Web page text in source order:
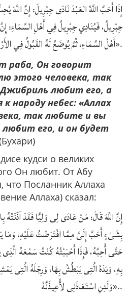
إِذَا أَحَبَّ اللَّهُ العَبْدَ نَادَى جِبْرِيلَ: إِنَّ اللَّهَ
جِبْرِيلُ، فَيُنَادِي جِبْرِيلُ فِي أَهْلِ السَّمَاءِ:
أَهْلُ السَّمَاءِ، ثُمَّ يُوضَعُ لَهُ القَبُولُ فِي».
раба, Он говорит
этого человека, так
любит его, а
народу небес: «Аллах
так любите и вы
любит его, и он будет
кудси о великих
Он любит. От Абу
что Посланник Аллаха
Аллаха) сказал:
إِنَّ اللَّهَ قَالَ: مَنْ عَادَى لِى وَلِيًّا فَقَدْ
بِشَىْءٍ أَحَبَّ إِلَىَّ مِمَّا افْتَرَضْتُ عَلَيْهِ، وَمَا
حَتَّى أُحِبَّهُ، فَإِذَا أَحْبَبْتُهُ كُنْتُ سَمْعَهُ
بِهِ، وَيَدَهُ الَّتِى يَبْطُشُ بِهَا، وَرِجْلَهُ الَّتِى
وَلَئِنِ اسْتَعَاذَنِى لأُعِيذَنَّهُ»..